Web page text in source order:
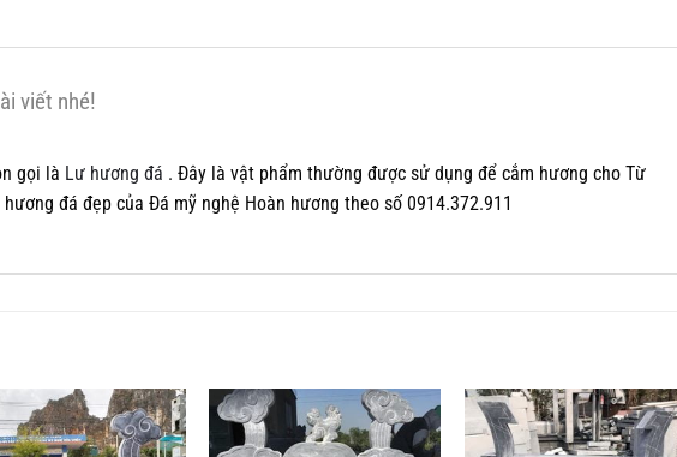
viết nhé!
gọi là Lư hương đá . Đây là vật phẩm thường được sử dụng để cắm hương cho Từ
đá đẹp của Đá mỹ nghệ Hoàn hương theo số 0914.372.911